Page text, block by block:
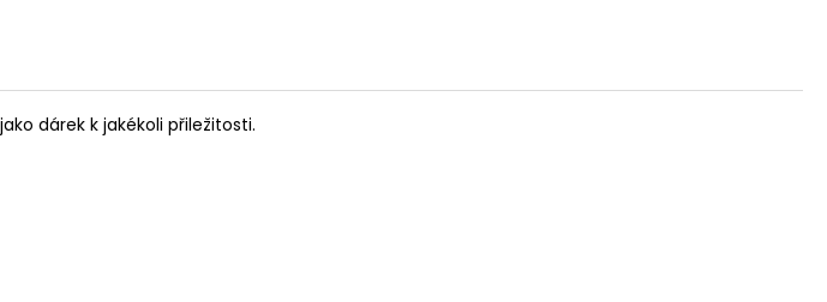
dárek k jakékoli přiležitosti.